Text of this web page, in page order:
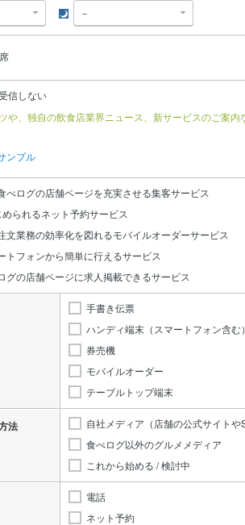
席
信しない
や、独自の飲食店業界ニュース、新サービスのご案
ンプル
べログの店舗ページを充実させる集客サービス
られるネット予約サービス
文業務の効率化を図れるモバイルオーダーサービス
トフォンから簡単に行えるサービス
グの店舗ページに求人掲載できるサービス
手書き伝票
ハンディ端末（スマートフォン含む）
券売機
モバイルオーダー
テーブルトップ端末
法
自社メディア（店舗の公式サイトや
食べログ以外のグルメメディア
これから始める / 検討中
電話
ネット予約